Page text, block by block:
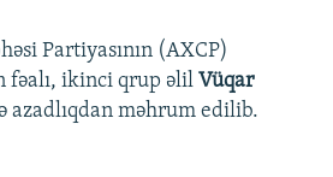
Partiyasının (AXCP)
fəalı, ikinci qrup əlil Vüqar
azadlıqdan məhrum edilib.